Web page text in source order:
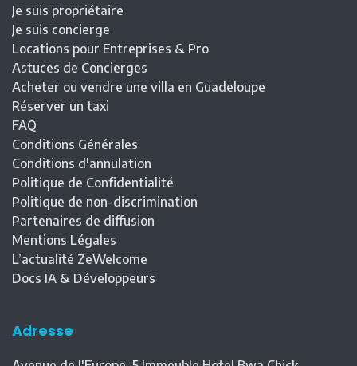
Je suis propriétaire
Je suis concierge
Locations pour Entreprises & Pro
Astuces de Concierges
Acheter ou vendre une villa en Guadeloupe
Réserver un taxi
FAQ
Conditions Générales
Conditions d'annulation
Politique de Confidentialité
Politique de non-discrimination
Partenaires de diffusion
Mentions Légales
L’actualité ZeWelcome
Docs IA & Développeurs
Adresse